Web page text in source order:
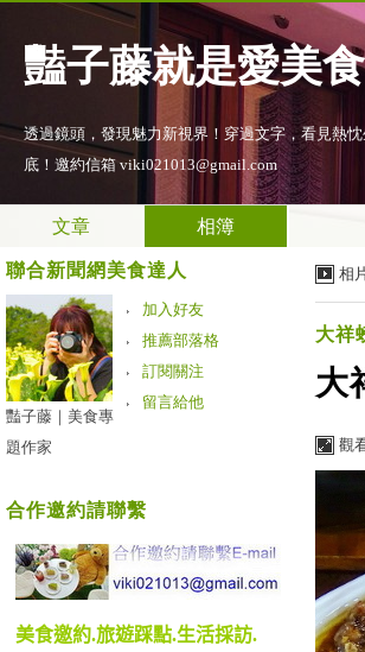
豔子藤就是愛美食
透過鏡頭，發現魅力新視界！穿過文字，看見熱
底！邀約信箱 viki021013@gmail.com
文章 相簿
相
大祥
大
觀
聯合新聞網美食達人
加入好友
推薦部落格
訂閱關注
留言給他
豔子藤｜美食專
題作家
合作邀約請聯繫